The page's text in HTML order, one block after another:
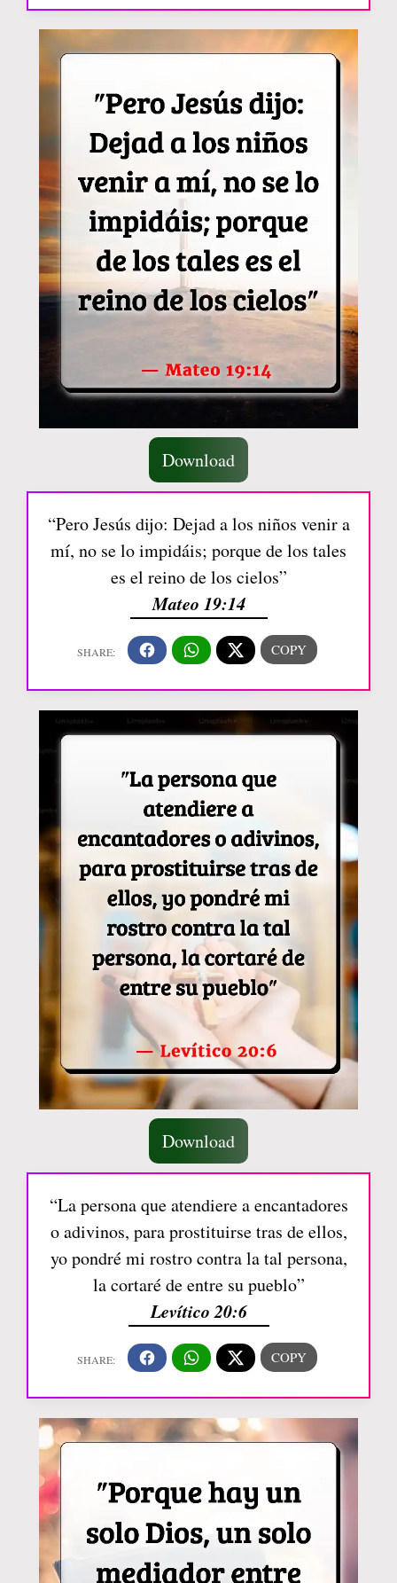
Download
“Pero Jesús dijo: Dejad a los niños venir a
mí, no se lo impidáis; porque de los tales
es el reino de los cielos”
Mateo 19:14
Download
“La persona que atendiere a encantadores
o adivinos, para prostituirse tras de ellos,
yo pondré mi rostro contra la tal persona,
la cortaré de entre su pueblo”
Levítico 20:6